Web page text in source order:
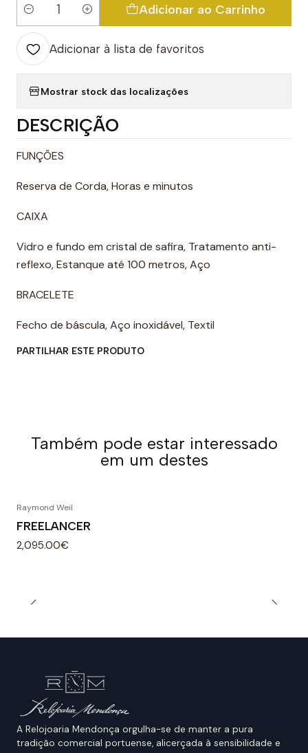
Quantidade
Adicionar ao Carrinho
Adicionar à lista de favoritos
Mostrar stock das localizações
DESCRIÇÃO
FUNÇÕES
Reserva de Corda, Horas e minutos
CAIXA
Vidro e fundo em cristal de safira, Tratamento anti-
reflexo, Estanque até 100 metros, Aço
BRACELETE
Fecho de báscula, Aço inoxidável, Textil
PARTILHAR ESTE PRODUTO
Também pode estar interessado
em um destes
Raymond Weil
FREELANCER
2,095.00€
A Relojoaria Mendonça orgulha-se de manter a pura
tradição comercial portuense, alicerçada à sensibilidade e